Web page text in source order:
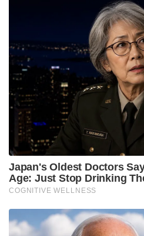
Japan's Oldest Doctors
Age: Just Stop Drinking
COGNITIVE WELLNESS